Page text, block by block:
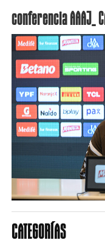
conferencia AAAJ_
CATEGORÍAS